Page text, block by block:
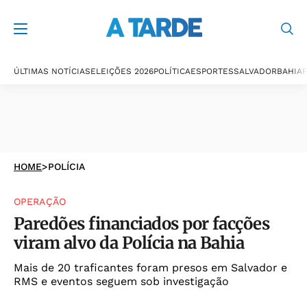
ÚLTIMAS NOTÍCIASELEIÇÕES 2026POLÍTICAESPORTESSALVADORBAHIA
HOME>POLÍCIA
OPERAÇÃO
Paredões financiados por facções
viram alvo da Polícia na Bahia
Mais de 20 traficantes foram presos em Salvador e
RMS e eventos seguem sob investigação